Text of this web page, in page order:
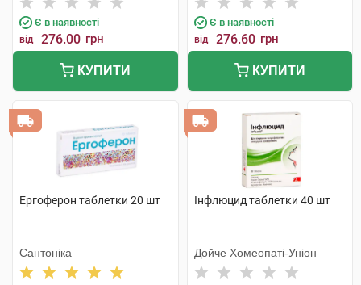
Є в наявності
від 276.00 грн
КУПИТИ
Є в наявності
від 276.60 грн
КУПИТИ
Ергоферон таблетки 20 шт
Сантоніка
Інфлюцид таблетки 40 шт
Дойче Хомеопаті-Уніон